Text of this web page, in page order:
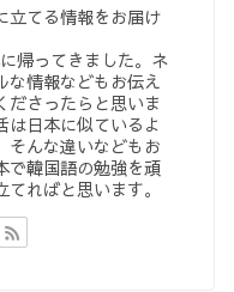
立てる情報をお届け
帰ってきました。ネ
な情報などもお伝え
ださったらと思いま
は日本に似ているよ
そんな違いなどもお
で韓国語の勉強を頑
ればと思います。